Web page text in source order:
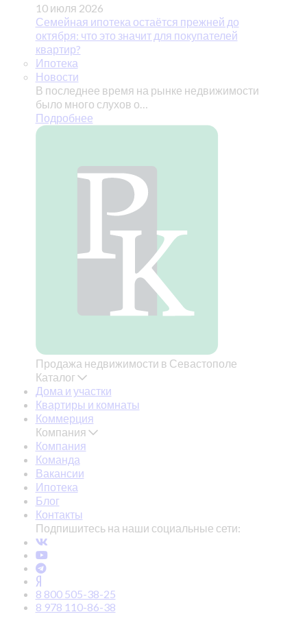
10 июля 2026
Семейная ипотека остаётся прежней до
октября: что это значит для покупателей
квартир?
Ипотека
Новости
В последнее время на рынке недвижимости
было много слухов о…
Подробнее
Продажа недвижимости в Севастополе
Каталог
Дома и участки
Квартиры и комнаты
Коммерция
Компания
Компания
Команда
Вакансии
Ипотека
Блог
Контакты
Подпишитесь на наши социальные сети:
8 800 505-38-25
8 978 110-86-38